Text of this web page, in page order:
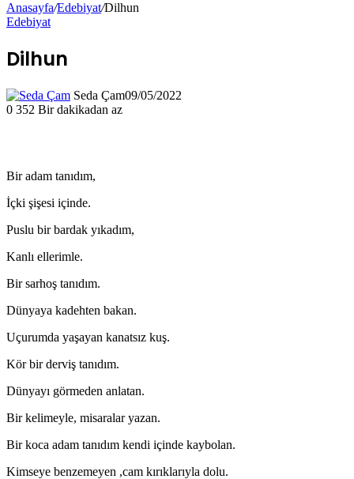
Anasayfa/Edebiyat/Dilhun
Edebiyat
Dilhun
Seda Çam09/05/2022
0 352 Bir dakikadan az
Bir adam tanıdım,
İçki şişesi içinde.
Puslu bir bardak yıkadım,
Kanlı ellerimle.
Bir sarhoş tanıdım.
Dünyaya kadehten bakan.
Uçurumda yaşayan kanatsız kuş.
Kör bir derviş tanıdım.
Dünyayı görmeden anlatan.
Bir kelimeyle, misaralar yazan.
Bir koca adam tanıdım kendi içinde kaybolan.
Kimseye benzemeyen ,cam kırıklarıyla dolu.